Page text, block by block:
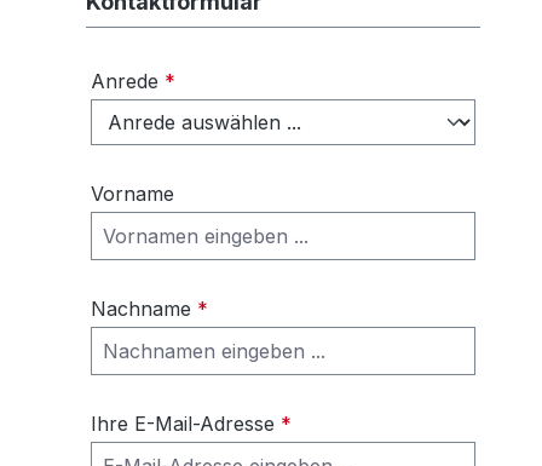
Anrede *
Vorname
Nachname *
Ihre E-Mail-Adresse *